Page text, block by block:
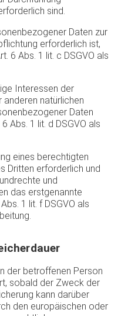
sind.
Daten zur
erforderlich ist,
6 Abs. 1 lit. c DSGVO als
Interessen der
natürlichen
Daten
Abs. 1 lit. d DSGVO als
eines berechtigten
Dritten erforderlich und
und
das erstgenannte
1 lit. f DSGVO als
der betroffenen Person
sobald der Zweck der
kann darüber
den europäischen oder